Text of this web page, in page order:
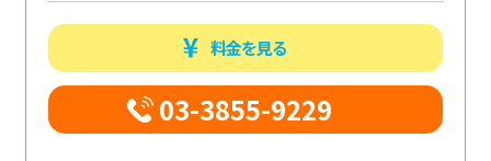
料金を見る
03-3855-9229